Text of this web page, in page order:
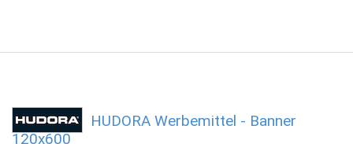
HUDORA Werbemittel - Banner
120x600